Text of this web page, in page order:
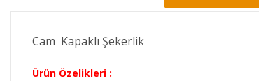
Cam Kapaklı Şekerlik
Ürün Özelikleri :